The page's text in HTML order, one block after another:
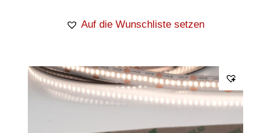
Auf die Wunschliste setzen